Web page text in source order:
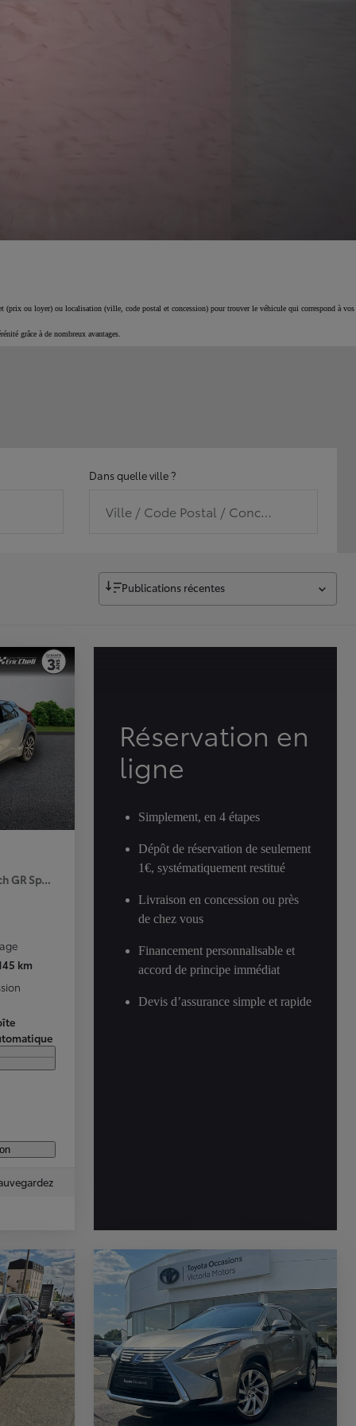
(prix ou loyer) ou localisation (ville, code postal et concession) pour trouver le véhicule qui correspond à vos
grâce à de nombreux avantages.
Dans quelle ville ?
Ville / Code Postal / Concession
Publications récentes
GR Sport Premiere MY25
km
Réservation en
ligne
Simplement, en 4 étapes
Dépôt de réservation de seulement
1€, systématiquement restitué
Livraison en concession ou près
de chez vous
Financement personnalisable et
accord de principe immédiat
Devis d’assurance simple et rapide